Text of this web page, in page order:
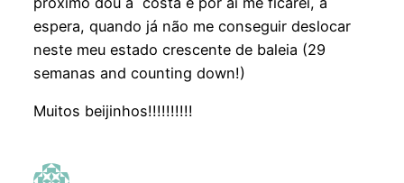
espera, quando já não me conseguir deslocar
neste meu estado crescente de baleia (29
semanas and counting down!)
Muitos beijinhos!!!!!!!!!!